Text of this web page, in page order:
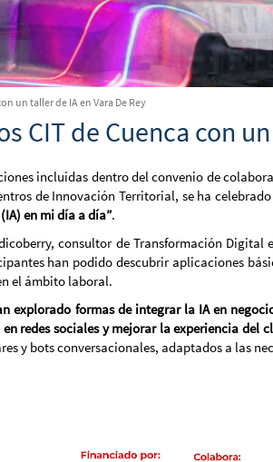
un taller de IA en Vara De Rey
CIT de Cuenca con
incluidas dentro del convenio de
de Innovación Territorial, se ha
en mi día a día”.
consultor de Transformación
han podido descubrir aplicaciones
el ámbito laboral.
explorado formas de integrar la IA en
redes sociales y mejorar la experiencia del
y bots conversacionales, adaptados a las